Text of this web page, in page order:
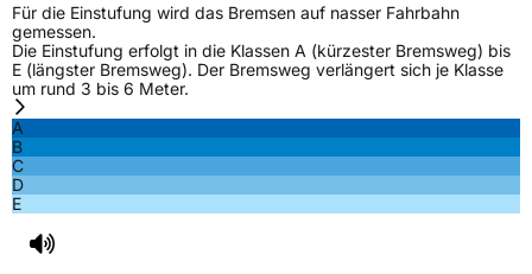
Für die Einstufung wird das Bremsen auf nasser Fahrbahn
gemessen.
Die Einstufung erfolgt in die Klassen A (kürzester Bremsweg) bis
E (längster Bremsweg). Der Bremsweg verlängert sich je Klasse
um rund 3 bis 6 Meter.
A
B
C
D
E